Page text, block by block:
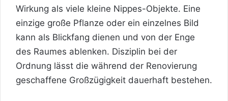
Wirkung als viele kleine Nippes-Objekte. Eine
einzige große Pflanze oder ein einzelnes Bild
kann als Blickfang dienen und von der Enge
des Raumes ablenken. Disziplin bei der
Ordnung lässt die während der Renovierung
geschaffene Großzügigkeit dauerhaft bestehen.